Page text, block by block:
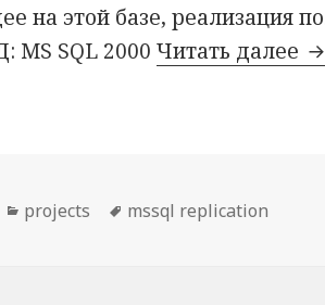
на этой базе, реализация
MS SQL 2000Читать далее
Рубрики
projects Метки
mssql replication